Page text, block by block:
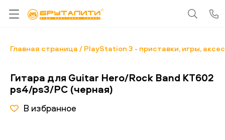
Главная страница PlayStation 3 - приставки, игры,
Гитара для Guitar Hero/Rock Band KT602
ps4/ps3/PC (черная)
В избранное